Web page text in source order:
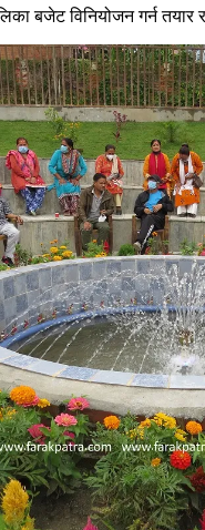
बजेट विनियोजन गर्न